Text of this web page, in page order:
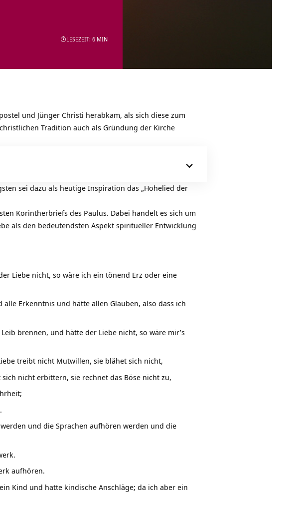
LESEZEIT: 6 MIN
und Jünger Christi herabkam, als sich diese zum
Tradition auch als Gründung der Kirche
sei dazu als heutige Inspiration das „Hohelied der
Korintherbriefs des Paulus. Dabei handelt es sich um
als den bedeutendsten Aspekt spiritueller Entwicklung
Liebe nicht, so wäre ich ein tönend Erz oder eine
Erkenntnis und hätte allen Glauben, also dass ich
brennen, und hätte der Liebe nicht, so wäre mir’s
treibt nicht Mutwillen, sie blähet sich nicht,
nicht erbittern, sie rechnet das Böse nicht zu,
und die Sprachen aufhören werden und die
aufhören.
Kind und hatte kindische Anschläge; da ich aber ein